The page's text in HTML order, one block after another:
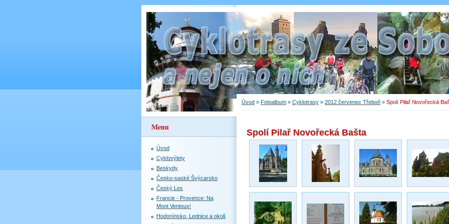
Úvod » Fotoalbum » Cyklotrasy » 2012 červenec Třeboň » Spolí Pilař Novořecká
Spolí Pilař Novořecká Bašta
Menu
Úvod
Cyklovýlety
Beskydy
Česko-saské Švýcarsko
Český Les
Francie - Provence: Na
Mont Ventoux!
Hodonínsko, Lednice a okolí